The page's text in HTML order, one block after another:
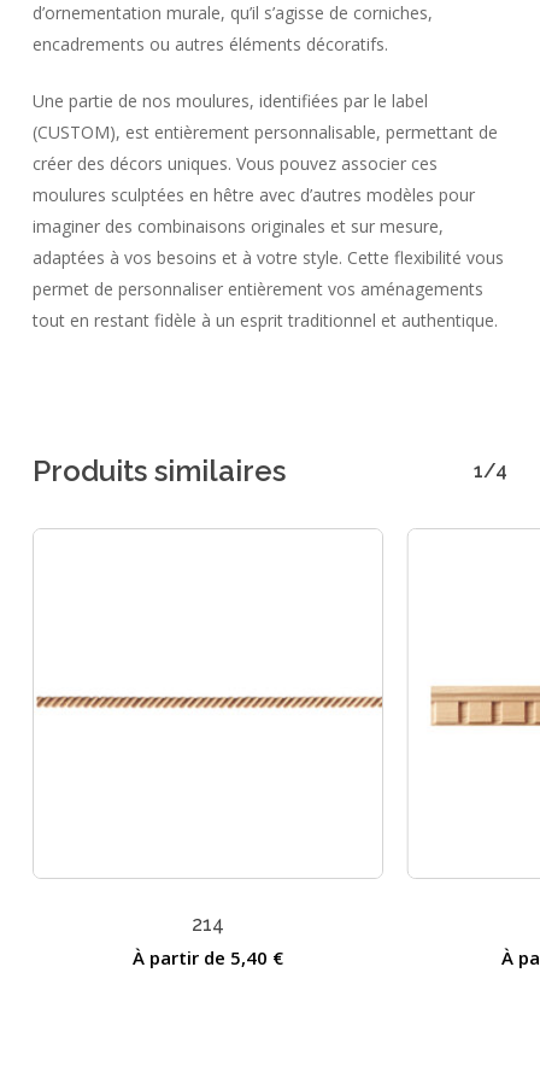
d’ornementation murale, qu’il s’agisse de corniches,
encadrements ou autres éléments décoratifs.
Une partie de nos moulures, identifiées par le label
(CUSTOM), est entièrement personnalisable, permettant de
créer des décors uniques. Vous pouvez associer ces
moulures sculptées en hêtre avec d’autres modèles pour
imaginer des combinaisons originales et sur mesure,
adaptées à vos besoins et à votre style. Cette flexibilité vous
permet de personnaliser entièrement vos aménagements
tout en restant fidèle à un esprit traditionnel et authentique.
Produits similaires 1/4
214
À partir de 5,40 € À